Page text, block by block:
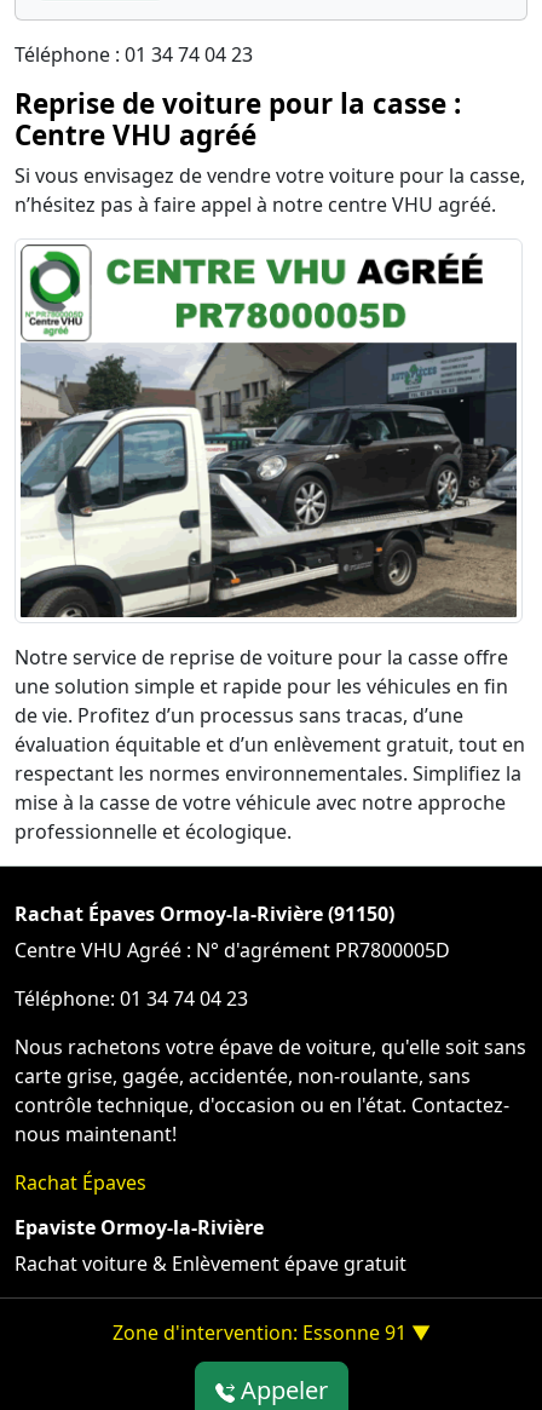
Téléphone : 01 34 74 04 23
Reprise de voiture pour la casse :
Centre VHU agréé
Si vous envisagez de vendre votre voiture pour la casse,
n’hésitez pas à faire appel à notre centre VHU agréé.
Notre service de reprise de voiture pour la casse offre
une solution simple et rapide pour les véhicules en fin
de vie. Profitez d’un processus sans tracas, d’une
évaluation équitable et d’un enlèvement gratuit, tout en
respectant les normes environnementales. Simplifiez la
mise à la casse de votre véhicule avec notre approche
professionnelle et écologique.
Rachat Épaves Ormoy-la-Rivière (91150)
Centre VHU Agréé : N° d'agrément PR7800005D
Téléphone: 01 34 74 04 23
Nous rachetons votre épave de voiture, qu'elle soit sans
carte grise, gagée, accidentée, non-roulante, sans
contrôle technique, d'occasion ou en l'état. Contactez-
nous maintenant!
Rachat Épaves
Epaviste Ormoy-la-Rivière
Rachat voiture & Enlèvement épave gratuit
Zone d'intervention: Essonne 91 ▼
Appeler